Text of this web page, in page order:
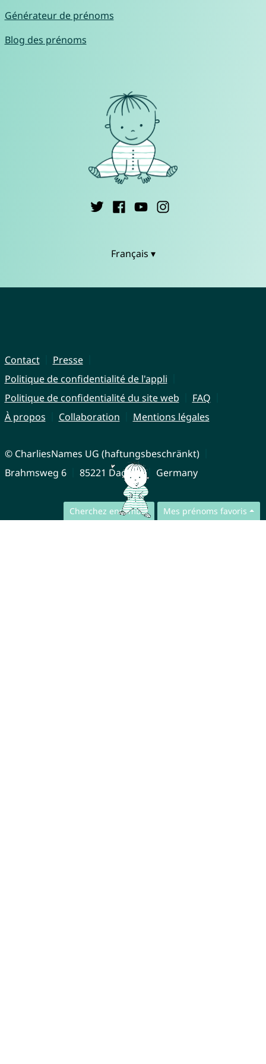
Cherchez ensemble Mes prénoms favoris
Générateur de prénoms
Blog des prénoms
Français ▾
Contact
Presse
Politique de confidentialité de l'appli
Politique de confidentialité du site web
FAQ
À propos
Collaboration Mentions légales
© CharliesNames UG (haftungsbeschränkt)
Brahmsweg 6
85221 Dachau Germany